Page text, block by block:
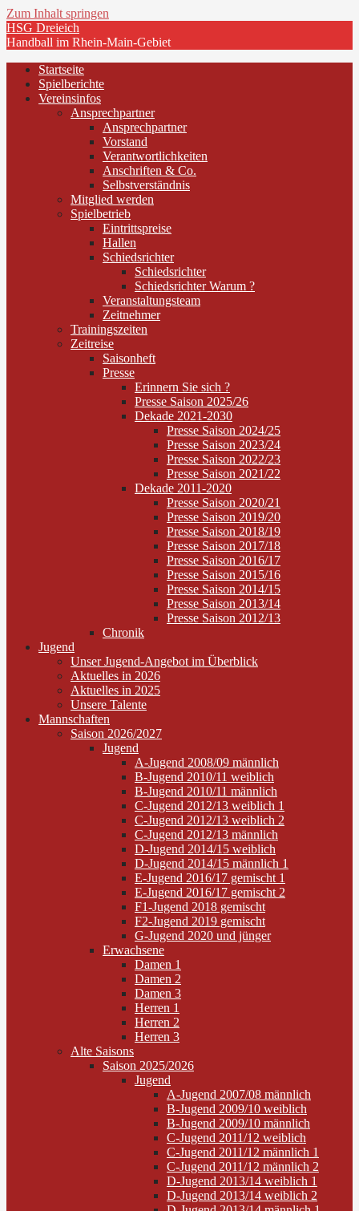
Zum Inhalt springen
HSG Dreieich
Handball im Rhein-Main-Gebiet
Startseite
Spielberichte
Vereinsinfos
Ansprechpartner
Ansprechpartner
Vorstand
Verantwortlichkeiten
Anschriften & Co.
Selbstverständnis
Mitglied werden
Spielbetrieb
Eintrittspreise
Hallen
Schiedsrichter
Schiedsrichter
Schiedsrichter Warum ?
Veranstaltungsteam
Zeitnehmer
Trainingszeiten
Zeitreise
Saisonheft
Presse
Erinnern Sie sich ?
Presse Saison 2025/26
Dekade 2021-2030
Presse Saison 2024/25
Presse Saison 2023/24
Presse Saison 2022/23
Presse Saison 2021/22
Dekade 2011-2020
Presse Saison 2020/21
Presse Saison 2019/20
Presse Saison 2018/19
Presse Saison 2017/18
Presse Saison 2016/17
Presse Saison 2015/16
Presse Saison 2014/15
Presse Saison 2013/14
Presse Saison 2012/13
Chronik
Jugend
Unser Jugend-Angebot im Überblick
Aktuelles in 2026
Aktuelles in 2025
Unsere Talente
Mannschaften
Saison 2026/2027
Jugend
A-Jugend 2008/09 männlich
B-Jugend 2010/11 weiblich
B-Jugend 2010/11 männlich
C-Jugend 2012/13 weiblich 1
C-Jugend 2012/13 weiblich 2
C-Jugend 2012/13 männlich
D-Jugend 2014/15 weiblich
D-Jugend 2014/15 männlich 1
E-Jugend 2016/17 gemischt 1
E-Jugend 2016/17 gemischt 2
F1-Jugend 2018 gemischt
F2-Jugend 2019 gemischt
G-Jugend 2020 und jünger
Erwachsene
Damen 1
Damen 2
Damen 3
Herren 1
Herren 2
Herren 3
Alte Saisons
Saison 2025/2026
Jugend
A-Jugend 2007/08 männlich
B-Jugend 2009/10 weiblich
B-Jugend 2009/10 männlich
C-Jugend 2011/12 weiblich
C-Jugend 2011/12 männlich 1
C-Jugend 2011/12 männlich 2
D-Jugend 2013/14 weiblich 1
D-Jugend 2013/14 weiblich 2